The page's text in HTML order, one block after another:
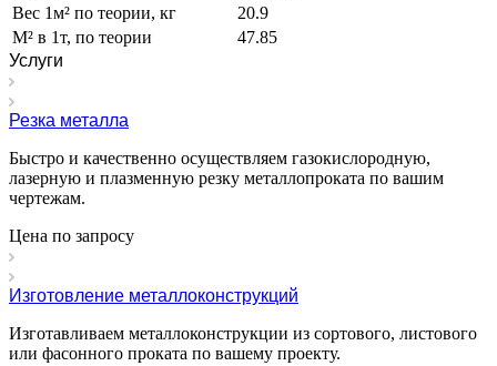
Вес 1м² по теории, кг
20.9
М² в 1т, по теории
47.85
Услуги
Резка металла
Быстро и качественно осуществляем газокислородную,
лазерную и плазменную резку металлопроката по вашим
чертежам.
Цена по запросу
Изготовление металлоконструкций
Изготавливаем металлоконструкции из сортового, листового
или фасонного проката по вашему проекту.